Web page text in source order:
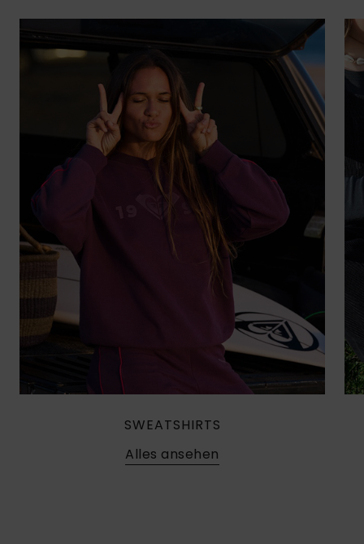
SWEATSHIRTS
Alles ansehen